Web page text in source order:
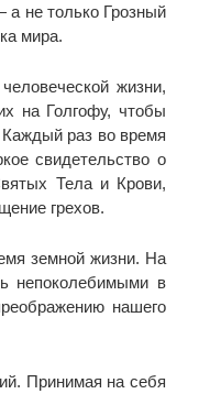
не только Грозный
мира.
жизни,
на Голгофу, чтобы
раз во время
свидетельство о
Тела и Крови,
грехов.
земной жизни. На
непоколебимыми в
нашего
Принимая на себя